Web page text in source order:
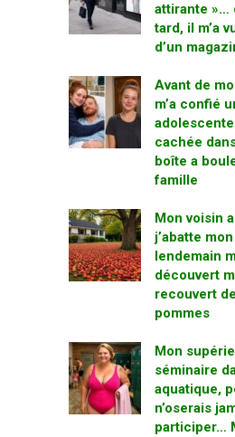
attirante »…
tard, il m’a
d’un
Avant de
m’a confié
cachée
boîte a
famille
Mon voisin
j’abatte
lendemain
découvert
recouvert
pommes
Mon
séminaire
aquatique,
n’oserais
participer…